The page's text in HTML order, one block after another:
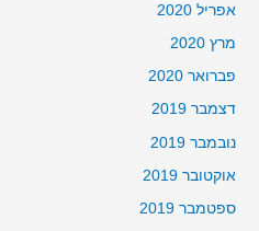
אפריל 2020
מרץ 2020
פברואר 2020
דצמבר 2019
נובמבר 2019
אוקטובר 2019
ספטמבר 2019